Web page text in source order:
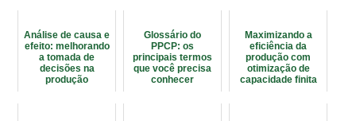
Análise de causa e
efeito: melhorando
a tomada de
decisões na
produção
Glossário do
PPCP: os
principais termos
que você precisa
conhecer
Maximizando a
eficiência da
produção com
otimização de
capacidade finita